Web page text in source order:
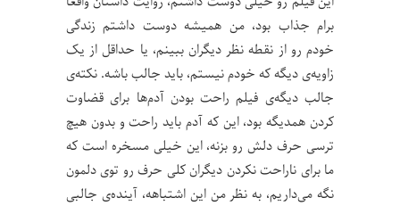
برام جذاب بود، من همیشه دوست داشتم زندگی
خودم رو از نقطه نظر دیگران ببینم، یا حداقل از یک
زاویه‌ی دیگه که خودم نیستم، باید جالب باشه. نکته‌ی
جالب دیگه‌ی فیلم راحت بودن آدم‌ها برای قضاوت
کردن همدیگه بود، این که آدم باید راحت و بدون هیچ
ترسی حرف دلش رو بزنه، این خیلی مسخره است که
ما برای ناراحت نکردن دیگران کلی حرف رو توی دلمون
نگه می‌داریم، به نظر من این اشتباهه، آینده‌ی جالبی